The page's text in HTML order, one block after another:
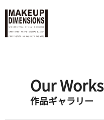
Our Works
作品ギャラリー